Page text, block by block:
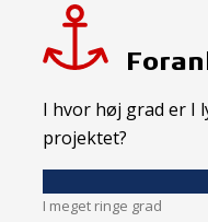
I hvor høj grad er I
projektet?
I meget ringe grad